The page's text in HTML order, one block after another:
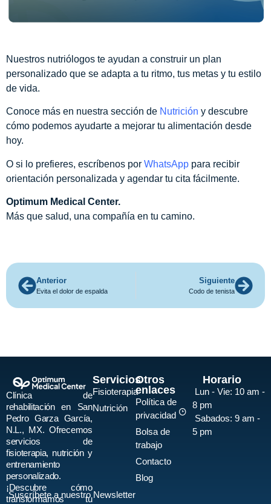
Nuestros nutriólogos te ayudan a construir un plan
personalizado que se adapta a tu ritmo, tus metas y tu estilo
de vida.
Conoce más en nuestra sección de Nutrición y descubre
cómo podemos ayudarte a mejorar tu alimentación desde
hoy.
O si lo prefieres, escríbenos por WhatsApp para recibir
orientación personalizada y agendar tu cita fácilmente.
Optimum Medical Center.
Más que salud, una compañía en tu camino.
Anterior
Evita el dolor de espalda
Siguiente
Codo de tenista
Clínica de
rehabilitación en San
Pedro Garza García,
N.L., MX. Ofrecemos
servicios de
fisioterapia, nutrición y
entrenamiento
personalizado.
¡Descubre cómo
transformamos tu
Servicios
Fisioterapia
Nutrición
Suscríbete a nuestro Newsletter
Otros
enlaces
Política de
privacidad
Bolsa de
trabajo
Contacto
Blog
Horario
Lun - Vie: 10 am -
8 pm
Sabados: 9 am -
5 pm